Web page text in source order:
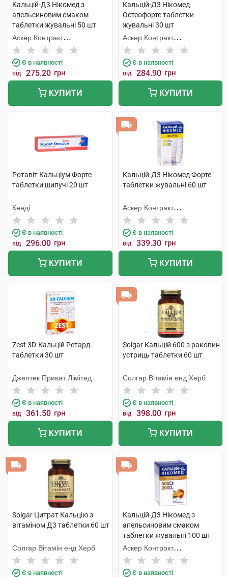
Кальцій-Д3 Нікомед з
апельсиновим смаком
таблетки жувальні 50 шт
Аскер Контракт
Мануфекчерінг АС
Є в наявності
від 275.20 грн
КУПИТИ
Кальцій-Д3 Нікомед
Остеофорте таблетки
жувальні 30 шт
Аскер Контракт
Мануфекчерінг АС
Є в наявності
від 284.90 грн
КУПИТИ
Ротавіт Кальціум Форте
таблетки шипучі 20 шт
Кенді
Є в наявності
від 296.00 грн
КУПИТИ
Кальцій-Д3 Нікомед Форте
таблетки жувальні 60 шт
Аскер Контракт
Мануфекчерінг АС
Є в наявності
від 339.30 грн
КУПИТИ
Zest 3D-Кальцій Ретард
таблетки 30 шт
Джелтек Приват Лімітед
Є в наявності
від 361.50 грн
КУПИТИ
Solgar Кальцій 600 з раковин
устриць таблетки 60 шт
Солгар Вітамін енд Херб
Є в наявності
від 398.00 грн
КУПИТИ
Solgar Цитрат Кальцію з
вітаміном Д3 таблетки 60 шт
Солгар Вітамін енд Херб
Є в наявності
Кальцій-Д3 Нікомед з
апельсиновим смаком
таблетки жувальні 100 шт
Аскер Контракт
Мануфекчерінг АС
Є в наявності